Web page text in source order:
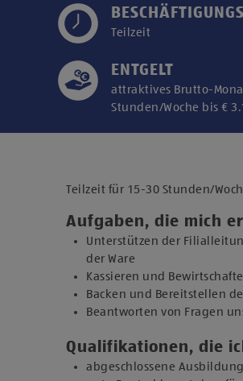
Teilzeit
ENTGELT
attraktives Brutto-
Stunden/Woche bis €
Teilzeit für 15-30 Stunden/
Aufgaben, die mich
Unterstützen der
der Ware
Kassieren und
Backen und Bereitstellen
Beantworten von Fragen
Qualifikationen, die
abgeschlossene